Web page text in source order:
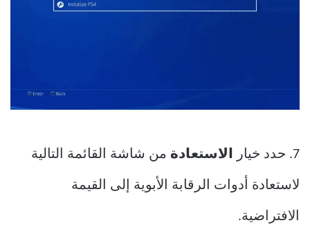
7. حدد خيار الاستعادة من شاشة القائمة التالية
لاستعادة أدوات الرقابة الأبوية إلى القيمة
الافتراضية.